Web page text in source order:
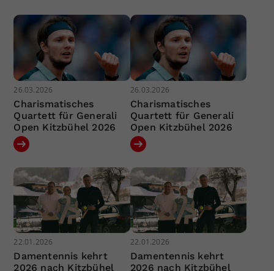
26.03.2026
Charismatisches
Quartett für Generali
Open Kitzbühel 2026
26.03.2026
Charismatisches
Quartett für Generali
Open Kitzbühel 2026
22.01.2026
Damentennis kehrt
2026 nach Kitzbühel
22.01.2026
Damentennis kehrt
2026 nach Kitzbühel